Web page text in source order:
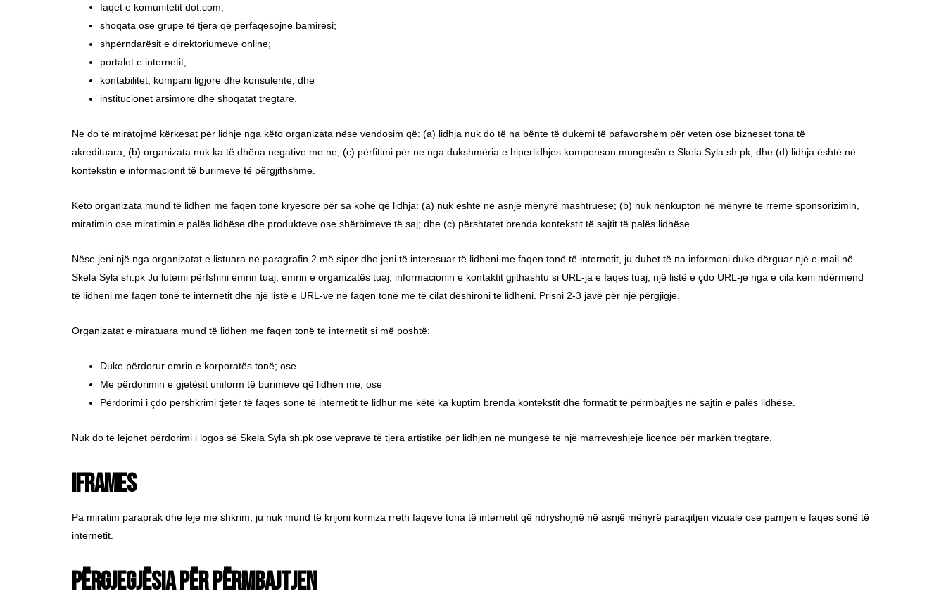
faqet e komunitetit dot.com;
shoqata ose grupe të tjera që përfaqësojnë bamirësi;
shpërndarësit e direktoriumeve online;
portalet e internetit;
kontabilitet, kompani ligjore dhe konsulente; dhe
institucionet arsimore dhe shoqatat tregtare.
Ne do të miratojmë kërkesat për lidhje nga këto organizata nëse vendosim që: (a) lidhja nuk do të na bënte të dukemi të pafavorshëm për veten ose bizneset tona të
akredituara; (b) organizata nuk ka të dhëna negative me ne; (c) përfitimi për ne nga dukshmëria e hiperlidhjes kompenson mungesën e Skela Syla sh.pk; dhe (d) lidhja është në
kontekstin e informacionit të burimeve të përgjithshme.
Këto organizata mund të lidhen me faqen tonë kryesore për sa kohë që lidhja: (a) nuk është në asnjë mënyrë mashtruese; (b) nuk nënkupton në mënyrë të rreme sponsorizimin,
miratimin ose miratimin e palës lidhëse dhe produkteve ose shërbimeve të saj; dhe (c) përshtatet brenda kontekstit të sajtit të palës lidhëse.
Nëse jeni një nga organizatat e listuara në paragrafin 2 më sipër dhe jeni të interesuar të lidheni me faqen tonë të internetit, ju duhet të na informoni duke dërguar një e-mail në
Skela Syla sh.pk Ju lutemi përfshini emrin tuaj, emrin e organizatës tuaj, informacionin e kontaktit gjithashtu si URL-ja e faqes tuaj, një listë e çdo URL-je nga e cila keni ndërmend
të lidheni me faqen tonë të internetit dhe një listë e URL-ve në faqen tonë me të cilat dëshironi të lidheni. Prisni 2-3 javë për një përgjigje.
Organizatat e miratuara mund të lidhen me faqen tonë të internetit si më poshtë:
Duke përdorur emrin e korporatës tonë; ose
Me përdorimin e gjetësit uniform të burimeve që lidhen me; ose
Përdorimi i çdo përshkrimi tjetër të faqes sonë të internetit të lidhur me këtë ka kuptim brenda kontekstit dhe formatit të përmbajtjes në sajtin e palës lidhëse.
Nuk do të lejohet përdorimi i logos së Skela Syla sh.pk ose veprave të tjera artistike për lidhjen në mungesë të një marrëveshjeje licence për markën tregtare.
iFrames
Pa miratim paraprak dhe leje me shkrim, ju nuk mund të krijoni korniza rreth faqeve tona të internetit që ndryshojnë në asnjë mënyrë paraqitjen vizuale ose pamjen e faqes sonë të
internetit.
Përgjegjësia për përmbajtjen